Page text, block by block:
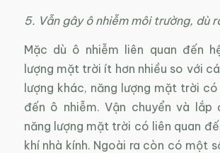
5. Vẫn gây ô nhiễm môi trường, dù
Mặc dù ô nhiễm liên quan đến
lượng mặt trời ít hơn nhiều so với
lượng khác, năng lượng mặt trời
đến ô nhiễm. Vận chuyển và lắp
năng lượng mặt trời có liên quan
khí nhà kính. Ngoài ra còn có một